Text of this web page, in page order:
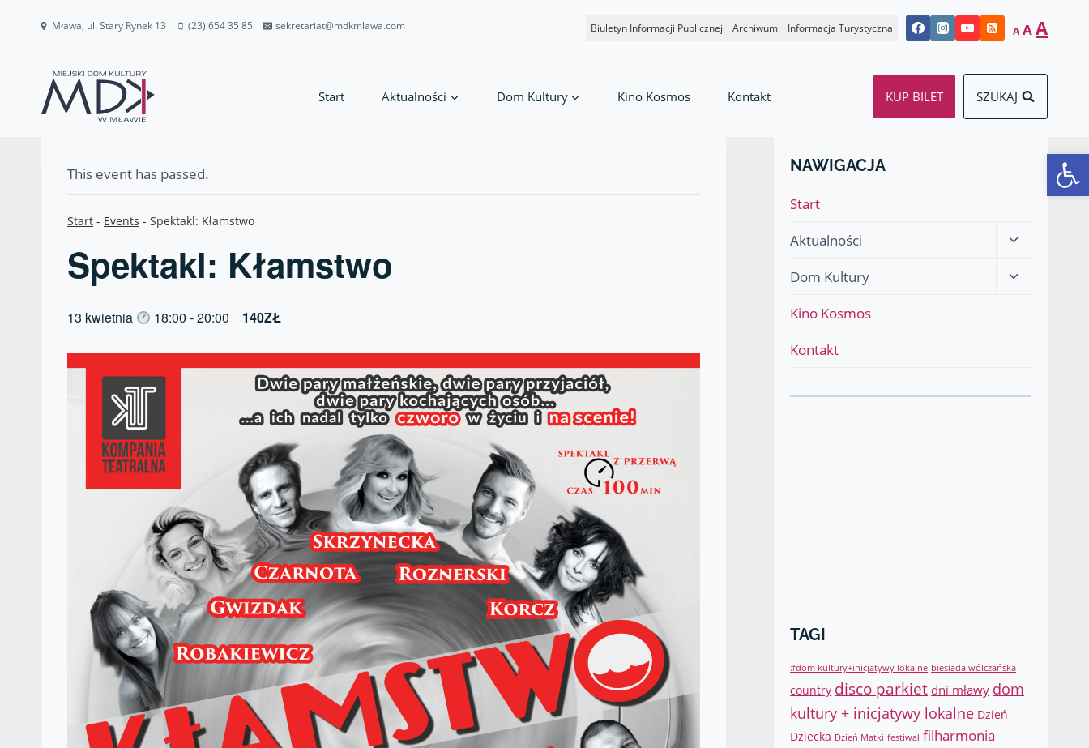
Mława, ul. Stary Rynek 13 (23) 654 35 85 sekretariat@mdkmlawa.com Biuletyn Informacji Publicznej Archiwum Informacja Turystyczna A
Decrease
font
A Reset
A
size.
Start Aktualności Dom Kultury Kino Kosmos Kontakt KUP BILET SZUKAJ
This event has passed.
Start - Events - Spektakl: Kłamstwo
Spektakl: Kłamstwo
13 kwietnia 18:00 -20:00 140ZŁ
NAWIGACJA
Start
Aktualności
Przełącz
podrzędne
Dom Kultury
Przełącz
Kino Kosmos
Kontakt
TAGI
#dom kultury+inicjatywy lokalne biesiada wólczańska
country disco parkiet dni mławy dom
kultury + inicjatywy lokalne Dzień
Dziecka Dzień Matki festiwal filharmonia